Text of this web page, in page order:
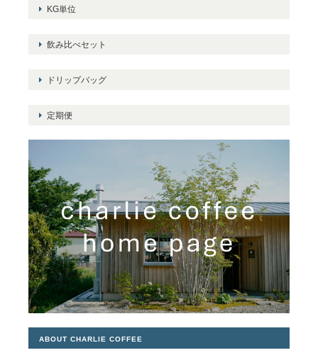
KG単位
飲み比べセット
ドリップバッグ
定期便
ABOUT CHARLIE COFFEE